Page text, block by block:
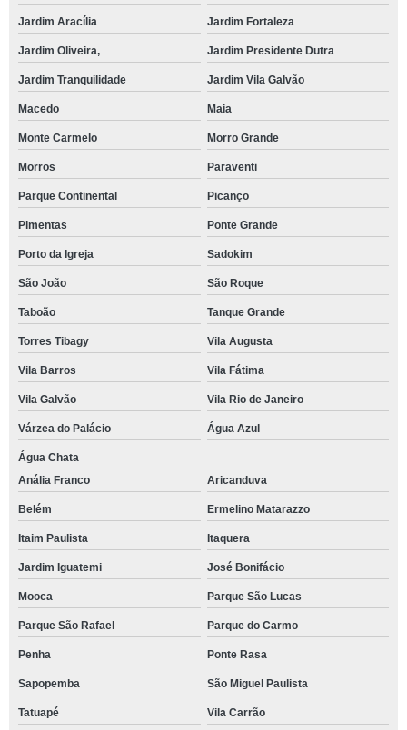
Jardim Aracília Jardim Fortaleza
Jardim Oliveira, Jardim Presidente Dutra
Jardim Tranquilidade Jardim Vila Galvão
Macedo Maia
Monte Carmelo Morro Grande
Morros Paraventi
Parque Continental Picanço
Pimentas Ponte Grande
Porto da Igreja Sadokim
São João São Roque
Taboão Tanque Grande
Torres Tibagy Vila Augusta
Vila Barros Vila Fátima
Vila Galvão Vila Rio de Janeiro
Várzea do Palácio Água Azul
Água Chata
Anália Franco
Aricanduva
Belém Ermelino Matarazzo
Itaim Paulista Itaquera
Jardim Iguatemi José Bonifácio
Mooca Parque São Lucas
Parque São Rafael Parque do Carmo
Penha Ponte Rasa
Sapopemba São Miguel Paulista
Tatuapé Vila Carrão